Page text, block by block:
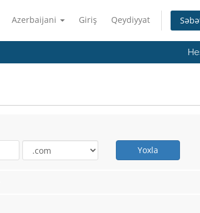
Azerbaijani Giriş Qeydiyyat
Yoxla